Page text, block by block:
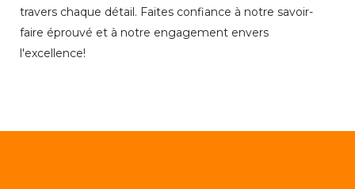
travers chaque détail. Faites confiance à notre savoir-
faire éprouvé et à notre engagement envers
l'excellence!